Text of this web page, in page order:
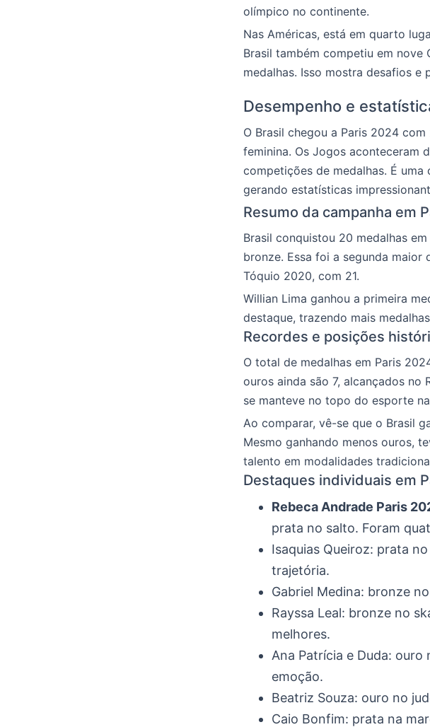
olímpico no continente.
Nas Américas, está em quarto
Brasil também competiu em nove
medalhas. Isso mostra desafios
Desempenho e
O Brasil chegou a Paris 2024
feminina. Os Jogos aconteceram
competições de medalhas. É
gerando estatísticas
Resumo da campanha em
Brasil conquistou 20 medalhas
bronze. Essa foi a segunda
Tóquio 2020, com 21.
Willian Lima ganhou a primeira
destaque, trazendo mais
Recordes e posições
O total de medalhas em Paris
ouros ainda são 7, alcançados no
se manteve no topo do esporte
Ao comparar, vê-se que o Brasil
Mesmo ganhando menos ouros,
talento em modalidades
Destaques individuais em
Rebeca Andrade Paris
prata no salto. Foram
Isaquias Queiroz: prata
trajetória.
Gabriel Medina: bronze
Rayssa Leal: bronze no
melhores.
Ana Patrícia e Duda:
emoção.
Beatriz Souza: ouro no
Caio Bonfim: prata na